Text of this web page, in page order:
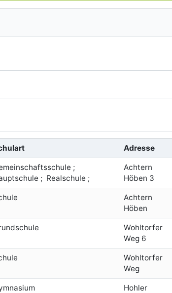
Adresse
;
; Realschule ;
Achtern
Höben 3
Achtern
Höben
Wohltorfer
Weg 6
Wohltorfer
Weg
Hohler